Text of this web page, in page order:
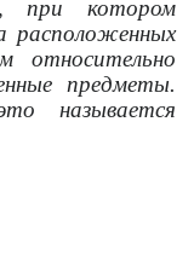
при котором
расположенных
относительно
предметы.
называется